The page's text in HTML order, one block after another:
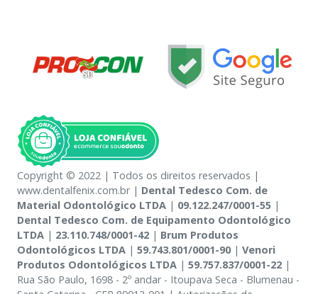
Copyright © 2022 | Todos os direitos reservados |
www.dentalfenix.com.br | Dental Tedesco Com. de
Material Odontológico LTDA | 09.122.247/0001-55 |
Dental Tedesco Com. de Equipamento Odontológico
LTDA | 23.110.748/0001-42 | Brum Produtos
Odontológicos LTDA | 59.743.801/0001-90| Venori
Produtos Odontológicos LTDA | 59.757.837/0001-22 |
Rua São Paulo, 1698 - 2º andar - Itoupava Seca - Blumenau -